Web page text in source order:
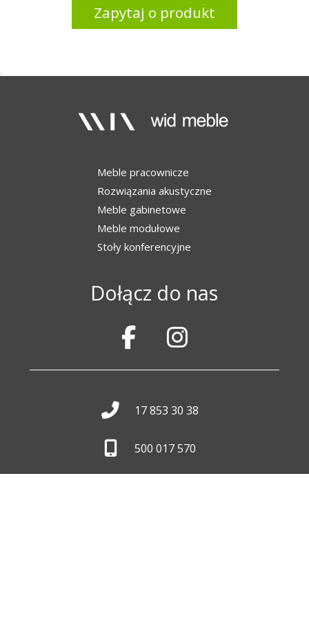
Zapytaj o produkt
Meble pracownicze
Rozwiązania akustyczne
Meble gabinetowe
Meble modułowe
Stoły konferencyjne
Dołącz do nas
17 853 30 38
500 017 570